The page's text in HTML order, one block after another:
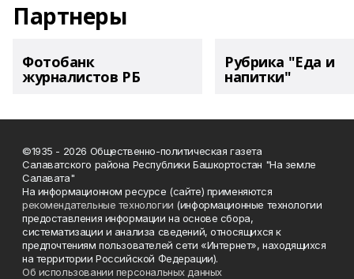
Партнеры
Фотобанк
журналистов РБ
Рубрика "Еда и
напитки"
©1935 - 2026 Общественно-политическая газета
Салаватского района Республики Башкортостан "На земле
Салавата"
На информационном ресурсе (сайте) применяются
рекомендательные технологии (информационные технологии
предоставления информации на основе сбора,
систематизации и анализа сведений, относящихся к
предпочтениям пользователей сети «Интернет», находящихся
на территории Российской Федерации).
Об использовании персональных данных